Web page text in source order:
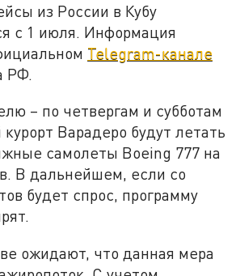
из России в Кубу
с 1 июля. Информация
Telegram-канале
РФ.
– по четвергам и субботам
Варадеро будут летать
самолеты Boeing 777 на
В дальнейшем, если со
будет спрос, программу
ожидают, что данная мера